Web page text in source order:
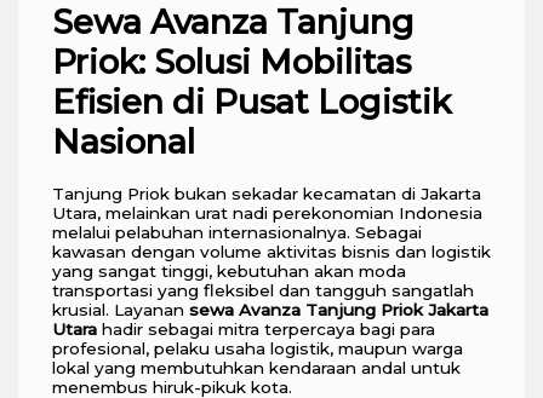
Sewa Avanza Tanjung
Priok: Solusi Mobilitas
Efisien di Pusat Logistik
Nasional
Tanjung Priok bukan sekadar kecamatan di Jakarta
Utara, melainkan urat nadi perekonomian Indonesia
melalui pelabuhan internasionalnya. Sebagai
kawasan dengan volume aktivitas bisnis dan logistik
yang sangat tinggi, kebutuhan akan moda
transportasi yang fleksibel dan tangguh sangatlah
krusial. Layanan sewa Avanza Tanjung Priok Jakarta
Utarahadir sebagai mitra terpercaya bagi para
profesional, pelaku usaha logistik, maupun warga
lokal yang membutuhkan kendaraan andal untuk
menembus hiruk-pikuk kota.